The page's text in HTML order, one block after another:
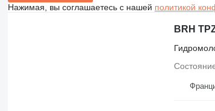
Нажимая, вы соглашаетесь с нашей политикой
BRH